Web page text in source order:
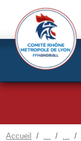
Accueil
Panneau de